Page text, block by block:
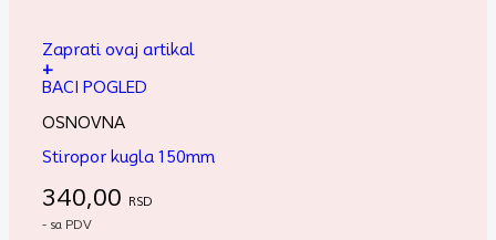
Zaprati ovaj artikal
+
BACI POGLED
OSNOVNA
Stiropor kugla 150mm
340,00 RSD
- sa PDV